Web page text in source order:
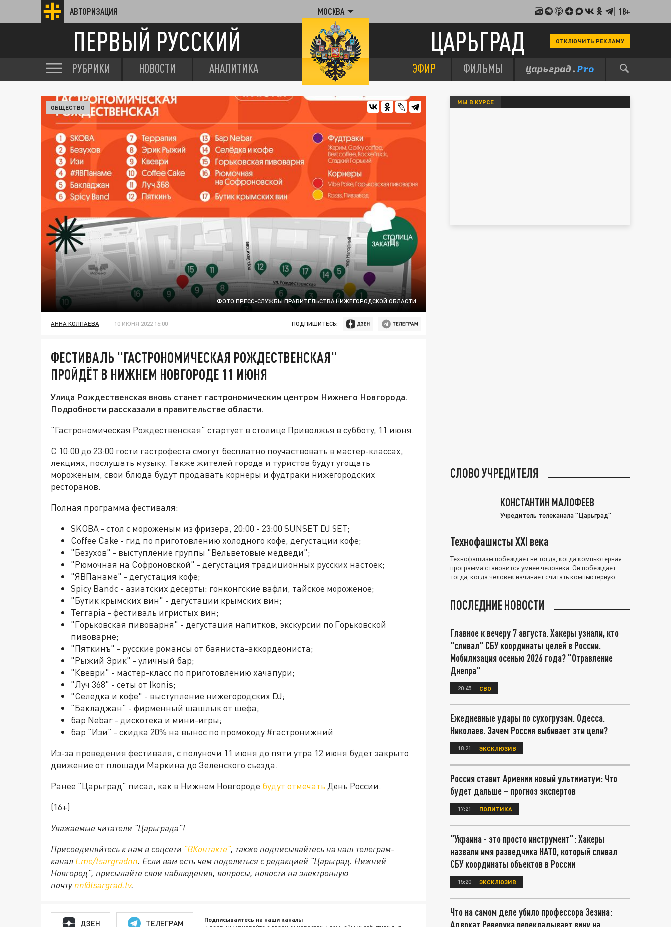
АВТОРИЗАЦИЯ МОСКВА 18+
ПЕРВЫЙ РУССКИЙ ЦАРЬГРАД ОТКЛЮЧИТЬ РЕКЛАМУ
РУБРИКИ НОВОСТИ АНАЛИТИКА ЭФИР ФИЛЬМЫ
ФОТО ПРЕСС-СЛУЖБЫ ПРАВИТЕЛЬСТВА НИЖЕГОРОДСКОЙ ОБЛАСТИ
ОБЩЕСТВО
АННА КОЛПАЕВА 10 ИЮНЯ 2022 16:00 ПОДПИШИТЕСЬ:
ФЕСТИВАЛЬ "ГАСТРОНОМИЧЕСКАЯ РОЖДЕСТВЕНСКАЯ"
ПРОЙДЁТ В НИЖНЕМ НОВГОРОДЕ 11 ИЮНЯ
Улица Рождественская вновь станет гастрономическим центром Нижнего Новгорода.
Подробности рассказали в правительстве области.
"Гастрономическая Рождественская" стартует в столице Приволжья в субботу, 11 июня.
С 10:00 до 23:00 гости гастрофеста смогут бесплатно поучаствовать в мастер-классах,
лекциях, послушать музыку. Также жителей города и туристов будут угощать
мороженым, свои блюда будут продавать корнеры и фудтраки нижегородских
ресторанов.
Полная программа фестиваля:
SKOBA - стол с мороженым из фризера, 20:00 - 23:00 SUNSET DJ SET;
Coffee Cake - гид по приготовлению холодного кофе, дегустации кофе;
"Безухов" - выступление группы "Вельветовые медведи";
"Рюмочная на Софроновской" - дегустация традиционных русских настоек;
"ЯВПанаме" - дегустация кофе;
Spicy Bandс - азиатских десерты: гонконгские вафли, тайское мороженое;
"Бутик крымских вин" - дегустации крымских вин;
Terrapia - фестиваль игристых вин;
"Горьковская пивоварня" - дегустация напитков, экскурсии по Горьковской
пивоварне;
"Пяткинъ" - русские романсы от баяниста-аккордеониста;
"Рыжий Эрик" - уличный бар;
"Квеври" - мастер-класс по приготовлению хачапури;
"Луч 368" - сеты от Ikonis;
"Селедка и кофе" - выступление нижегородских DJ;
"Бакладжан" - фирменный шашлык от шефа;
бар Nebar - дискотека и мини-игры;
бар "Изи" - скидка 20% на вынос по промокоду #гастронижний
Из-за проведения фестиваля, с полуночи 11 июня до пяти утра 12 июня будет закрыто
движение от площади Маркина до Зеленского съезда.
Ранее "Царьград" писал, как в Нижнем Новгороде будут отмечать День России.
(16+)
Уважаемые читатели "Царьграда"!
Присоединяйтесь к нам в соцсети "ВКонтакте", также подписывайтесь на наш телеграм-
канал t.me/tsargradnn. Если вам есть чем поделиться с редакцией "Царьград. Нижний
Новгород", присылайте свои наблюдения, вопросы, новости на электронную
почту nn@tsargrad.tv.
ДЗЕН ТЕЛЕГРАМ Подписывайтесь на наши каналы
МЫ В КУРСЕ
СЛОВО УЧРЕДИТЕЛЯ
КОНСТАНТИН МАЛОФЕЕВ
Учредитель телеканала "Царьград"
Технофашисты XXI века
Технофашизм побеждает не тогда, когда компьютерная
программа становится умнее человека. Он побеждает
тогда, когда человек начинает считать компьютерную
ПОСЛЕДНИЕ НОВОСТИ
Главное к вечеру 7 августа. Хакеры узнали, кто
"сливал" СБУ координаты целей в России.
Мобилизация осенью 2026 года? "Отравление
Днепра"
20:45 СВО
Ежедневные удары по сухогрузам. Одесса.
Николаев. Зачем Россия выбивает эти цели?
18:21 ЭКСКЛЮЗИВ
Россия ставит Армении новый ультиматум: Что
будет дальше – прогноз экспертов
17:21 ПОЛИТИКА
"Украина - это просто инструмент": Хакеры
назвали имя разведчика НАТО, который сливал
СБУ координаты объектов в России
15:20 ЭКСКЛЮЗИВ
Что на самом деле убило профессора Зезина:
Адвокат Реверука перекладывает вину на